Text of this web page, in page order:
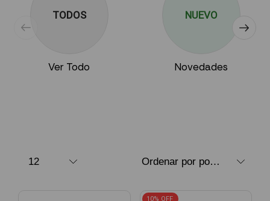
TODOS
Ver Todo
NUEVO
Novedades
10% OFF